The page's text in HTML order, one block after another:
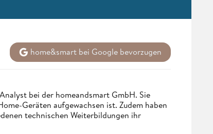
home&smart bei Google bevorzugen
bei der homeandsmart GmbH. Sie
Geräten aufgewachsen ist. Zudem haben
technischen Weiterbildungen ihr